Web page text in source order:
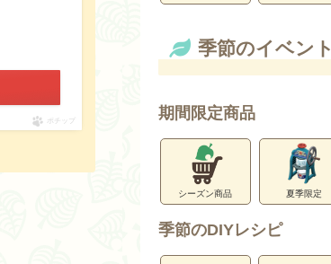
ポチップ
季節のイベント
期間限定商品
シーズン商品 夏季限定
季節のDIYレシピ